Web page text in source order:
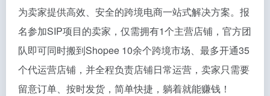
为卖家提供高效、安全的跨境电商一站式解决方案。报
名参加SIP项目的卖家，仅需拥有1个主营店铺，官方团
队即可同时搬到Shopee 10余个跨境市场、最多开通35
个代运营店铺，并全程负责店铺日常运营，卖家只需要
留意订单、按时发货，简单快捷，躺着就能赚钱！